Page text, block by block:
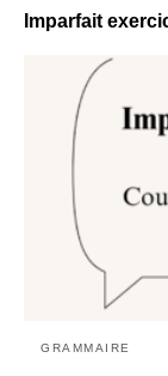
Imparfait
GRAMMAIRE